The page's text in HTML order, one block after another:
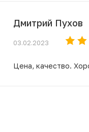
Дмитрий Пухов
03.02.2023
Цена, качество.